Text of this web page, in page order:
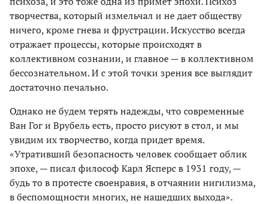
творчества, который измельчал и не дает обществу
ничего, кроме гнева и фрустрации. Искусство всегда
отражает процессы, которые происходят в
коллективном сознании, и главное — в коллективном
бессознательном. И с этой точки зрения все выглядит
достаточно печально.
Однако не будем терять надежды, что современные
Ван Гог и Врубель есть, просто рисуют в стол, и мы
увидим их творчество, когда придет время.
«Утративший безопасность человек сообщает облик
эпохе, — писал философ Карл Ясперс в 1931 году, —
будь то в протесте своенравия, в отчаянии нигилизма,
в беспомощности многих, не нашедших выхода».